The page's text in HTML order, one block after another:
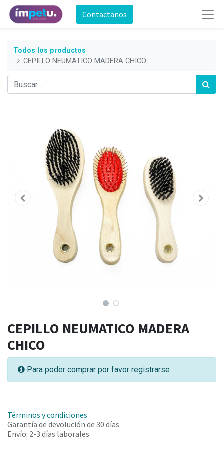
Contactanos
Todos los productos
CEPILLO NEUMATICO MADERA CHICO
CEPILLO NEUMATICO MADERA
CHICO
Para poder comprar por favor registrarse
Términos y condiciones
Garantía de devolución de 30 días
Envío: 2-3 días laborales